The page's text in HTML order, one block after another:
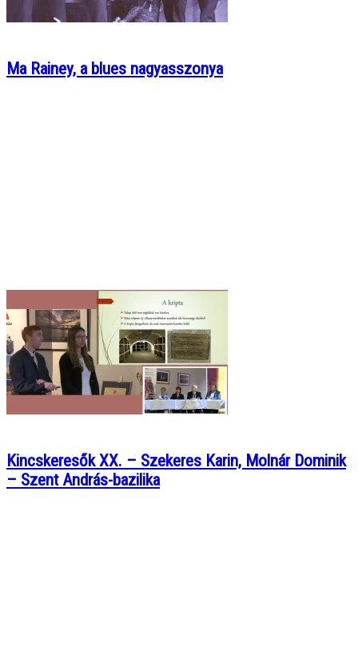
Ma Rainey, a blues nagyasszonya
Kincskeresők XX. – Szekeres Karin, Molnár Dominik
– Szent András-bazilika